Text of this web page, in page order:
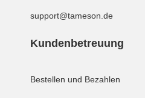
support@tameson.de
Kundenbetreuung
Bestellen und Bezahlen